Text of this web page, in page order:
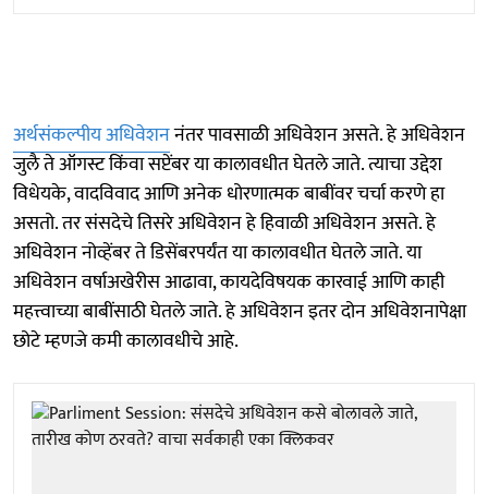
अर्थसंकल्पीय अधिवेशननंतर पावसाळी अधिवेशन असते. हे अधिवेशन
जुलै ते ऑगस्ट किंवा सप्टेंबर या कालावधीत घेतले जाते. त्याचा उद्देश
विधेयके, वादविवाद आणि अनेक धोरणात्मक बाबींवर चर्चा करणे हा
असतो. तर संसदेचे तिसरे अधिवेशन हे हिवाळी अधिवेशन असते. हे
अधिवेशन नोव्हेंबर ते डिसेंबरपर्यंत या कालावधीत घेतले जाते. या
अधिवेशन वर्षाअखेरीस आढावा, कायदेविषयक कारवाई आणि काही
महत्त्वाच्या बाबींसाठी घेतले जाते. हे अधिवेशन इतर दोन अधिवेशनापेक्षा
छोटे म्हणजे कमी कालावधीचे आहे.